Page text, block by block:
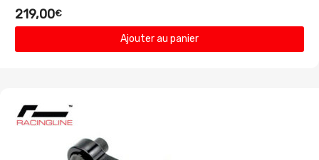
219,00€
Ajouter au panier